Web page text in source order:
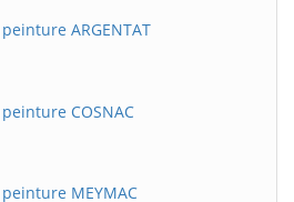
ARGENTAT
COSNAC
MEYMAC